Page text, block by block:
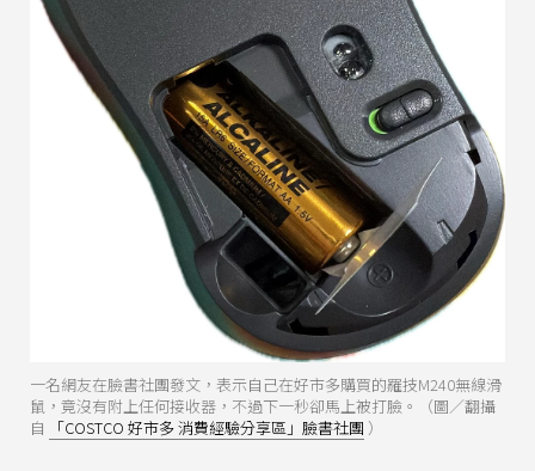
一名網友在臉書社團發文，表示自己在好市多購買的羅技M240無線滑
鼠，竟沒有附上任何接收器，不過下一秒卻馬上被打臉。（圖／翻攝
自
「COSTCO 好市多 消費經驗分享區」臉書社團 ）